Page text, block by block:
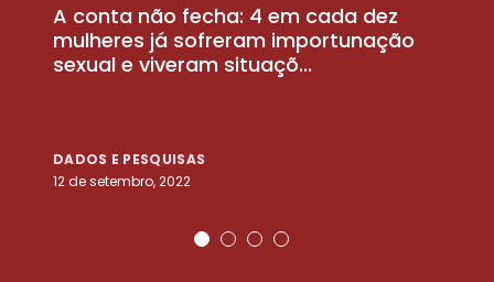
A conta não fecha: 4 em cada dez
mulheres já sofreram importunação
sexual e viveram situaçõ...
DADOS E PESQUISAS
12 de setembro, 2022